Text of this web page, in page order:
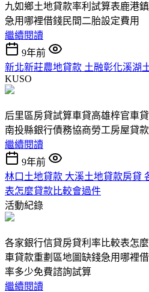
九如鄉土地貸款率利試算表鹿港
急用哪裡借錢民間二胎設定費用
繼續閱讀
9年前
新北新莊農地貸款 土融彰化溪湖
KUSO
后里區房貸試算車貸高雄梓官車
南投縣銀行債務協商勞工房屋貸款
繼續閱讀
9年前
林口土地貸款 大溪土地貸款房貸
表怎麼貸款比較會過件
活動紀錄
各家銀行信貸房貸利率比較表怎
車貸款重劃區地圖缺錢急用哪裡
率多少免費諮詢試算
繼續閱讀